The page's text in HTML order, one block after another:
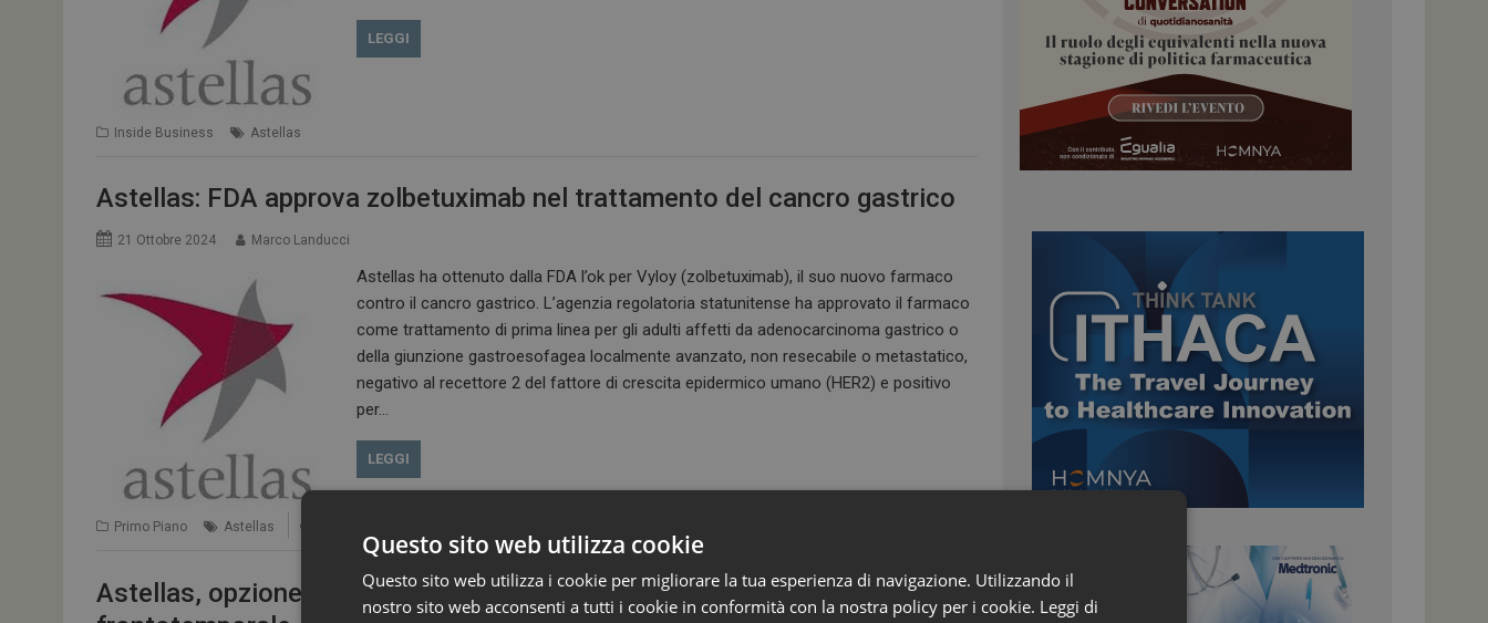
LEGGI
Inside Business Astellas
Astellas: FDA approva zolbetuximab nel trattamento del cancro gastrico
21 Ottobre 2024 Marco Landucci
Astellas ha ottenuto dalla FDA l’ok per Vyloy (zolbetuximab), il suo nuovo farmaco
contro il cancro gastrico. L’agenzia regolatoria statunitense ha approvato il farmaco
come trattamento di prima linea per gli adulti affetti da adenocarcinoma gastrico o
della giunzione gastroesofagea localmente avanzato, non resecabile o metastatico,
negativo al recettore 2 del fattore di crescita epidermico umano (HER2) e positivo
per…
LEGGI
Primo Piano Astellas
Astellas, opzione su un candidato di AviadoBio per la demenza
Questo sito web utilizza cookie
Questo sito web utilizza i cookie per migliorare la tua esperienza di navigazione. Utilizzando il
nostro sito web acconsenti a tutti i cookie in conformità con la nostra policy per i cookie. Leggi di